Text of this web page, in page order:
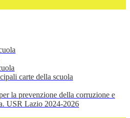
carte della scuola
la prevenzione della corruzione e
USR Lazio 2024-2026